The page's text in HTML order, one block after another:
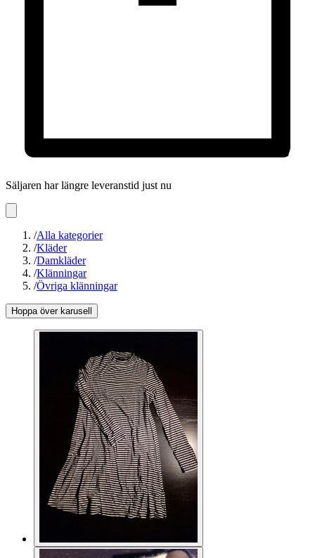
Säljaren har längre leveranstid just nu
/Alla kategorier
/Kläder
/Damkläder
/Klänningar
/Övriga klänningar
Hoppa över karusell